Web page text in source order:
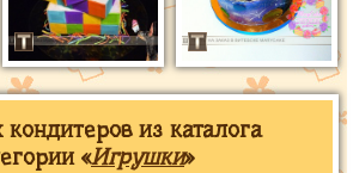
из каталога
«Игрушки»